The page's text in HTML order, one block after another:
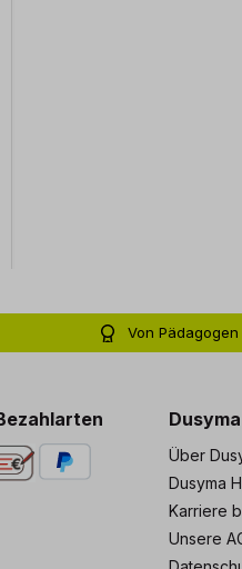
Von
Dusyma
Über
Dusyma
Karriere
Unsere